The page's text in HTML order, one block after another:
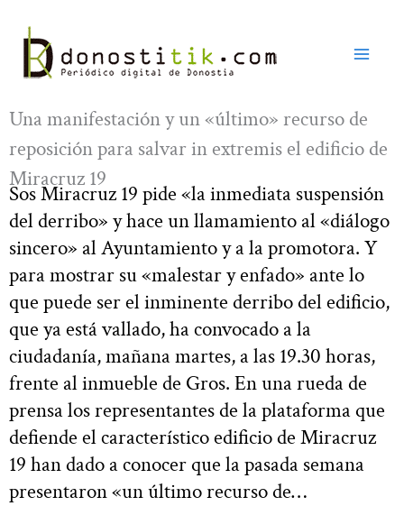
contenido
Una manifestación y un «último» recurso de
reposición para salvar in extremis el edificio de
Miracruz 19
Sos Miracruz 19 pide «la inmediata suspensión
del derribo» y hace un llamamiento al «diálogo
sincero» al Ayuntamiento y a la promotora. Y
para mostrar su «malestar y enfado» ante lo
que puede ser el inminente derribo del edificio,
que ya está vallado, ha convocado a la
ciudadanía, mañana martes, a las 19.30 horas,
frente al inmueble de Gros. En una rueda de
prensa los representantes de la plataforma que
defiende el característico edificio de Miracruz
19 han dado a conocer que la pasada semana
presentaron «un último recurso de…